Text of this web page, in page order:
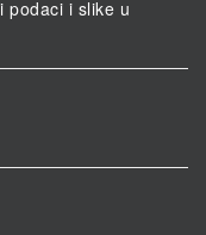
podaci i slike u